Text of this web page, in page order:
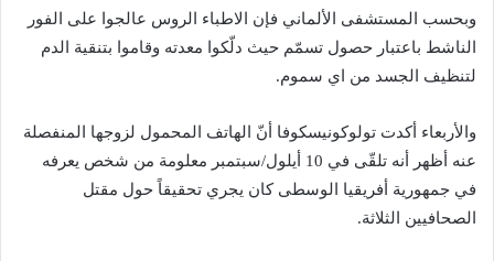
وبحسب المستشفى الألماني فإن الاطباء الروس عالجوا على الفور
الناشط باعتبار حصول تسمّم حيث دلّكوا معدته وقاموا بتنقية الدم
لتنظيف الجسد من اي سموم.
والأربعاء أكدت تولوكونيسكوفا أنّ الهاتف المحمول لزوجها المنفصلة
عنه أظهر أنه تلقّى في 10 أيلول/سبتمبر معلومة من شخص يعرفه
في جمهورية أفريقيا الوسطى كان يجري تحقيقاً حول مقتل
الصحافيين الثلاثة.